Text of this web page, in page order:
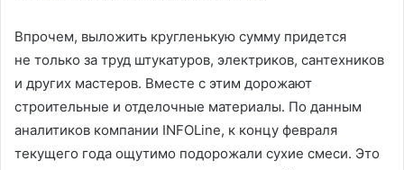
Впрочем, выложить кругленькую сумму придется
не только за труд штукатуров, электриков, сантехников
и других мастеров. Вместе с этим дорожают
строительные и отделочные материалы. По данным
аналитиков компании INFOLine, к концу февраля
текущего года ощутимо подорожали сухие смеси. Это